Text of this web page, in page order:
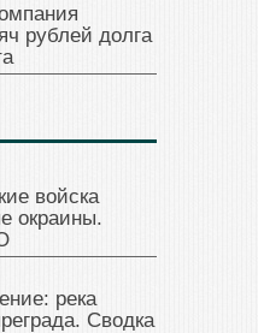
рублей долга
войска
окраины.
река
Сводка